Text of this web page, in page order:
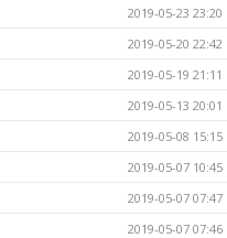
2019-05-23 23:20
2019-05-20 22:42
2019-05-19 21:11
2019-05-13 20:01
2019-05-08 15:15
2019-05-07 10:45
2019-05-07 07:47
2019-05-07 07:46